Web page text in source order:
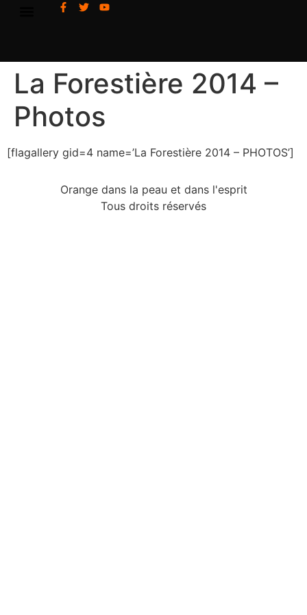
La Forestière 2014 –
Photos
[flagallery gid=4 name=’La Forestière 2014 – PHOTOS’]
Orange dans la peau et dans l'esprit
Tous droits réservés